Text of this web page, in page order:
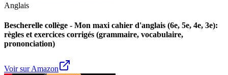
Anglais
Bescherelle collège - Mon maxi cahier d'anglais (6e, 5e, 4e, 3e):
règles et exercices corrigés (grammaire, vocabulaire,
prononciation)
Voir sur Amazon